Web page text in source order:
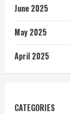
June 2025
May 2025
April 2025
CATEGORIES